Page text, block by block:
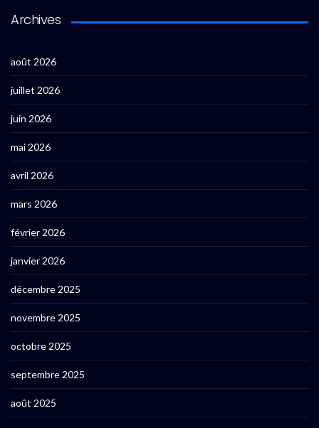
Archives
août 2026
juillet 2026
juin 2026
mai 2026
avril 2026
mars 2026
février 2026
janvier 2026
décembre 2025
novembre 2025
octobre 2025
septembre 2025
août 2025